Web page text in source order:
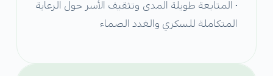
• المتابعة طويلة المدى وتثقيف الأسر حول الرعاية
المتكاملة للسكري والغدد الصماء